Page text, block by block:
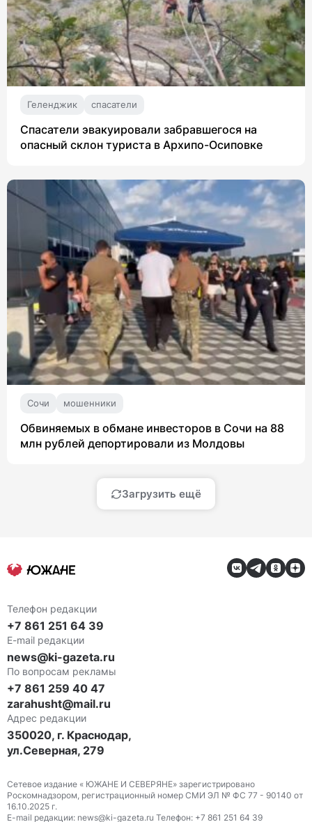
Геленджик спасатели
Спасатели эвакуировали забравшегося на
опасный склон туриста в Архипо-Осиповке
Сочи мошенники
Обвиняемых в обмане инвесторов в Сочи на 88
млн рублей депортировали из Молдовы
Загрузить ещё
Телефон редакции
+7 861 251 64 39
E-mail редакции
news@ki-gazeta.ru
По вопросам рекламы
+7 861 259 40 47
zarahusht@mail.ru
Адрес редакции
350020, г. Краснодар,
ул.Северная, 279
Сетевое издание « ЮЖАНЕ И СЕВЕРЯНЕ» зарегистрировано
Роскомнадзором, регистрационный номер СМИ ЭЛ № ФС 77 - 90140 от
16.10.2025 г.
E-mail редакции: news@ki-gazeta.ru Телефон: +7 861 251 64 39